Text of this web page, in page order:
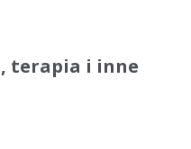
terapia i inne